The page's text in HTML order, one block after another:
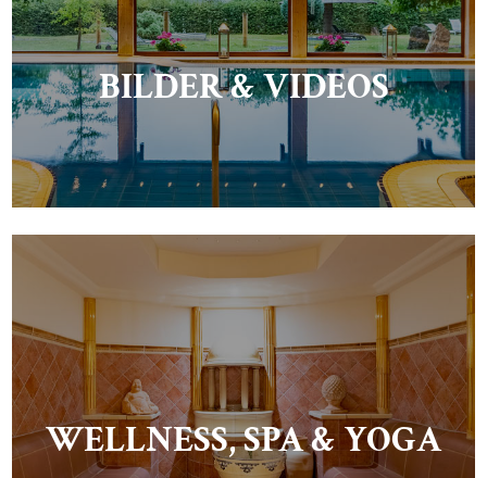
BILDER & VIDEOS
WELLNESS, SPA & YOGA